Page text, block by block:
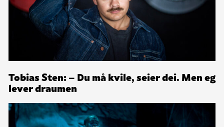
Tobias Sten: – Du må kvile, seier dei. Men eg
lever draumen